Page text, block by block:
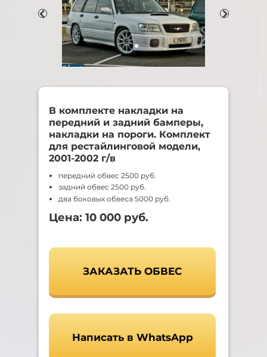
В комплекте накладки на
передний и задний бамперы,
накладки на пороги. Комплект
для рестайлинговой модели,
2001-2002 г/в
передний обвес 2500 руб.
задний обвес 2500 руб.
два боковых обвеса 5000 руб.
Цена: 10 000 руб.
ЗАКАЗАТЬ ОБВЕС
Написать в WhatsApp